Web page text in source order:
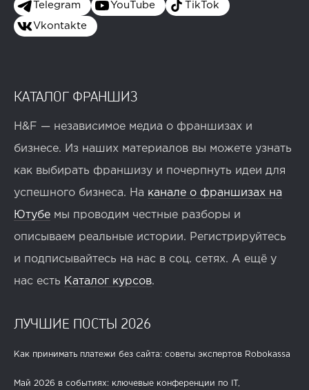
Telegram YouTube TikTok
Vkontakte
КАТАЛОГ ФРАНШИЗ
H&F — независимое медиа о франшизах и
бизнесе. Из наших материалов вы можете узнать
как выбирать франшизу и почерпнуть идеи для
успешного бизнеса. На канале о франшизах на
Ютубе мы проводим честные разборы и
описываем реальные истории. Регистрируйтесь
и подписывайтесь на нас в соц. сетях. А ещё у
нас есть Каталог курсов.
ЛУЧШИЕ ПОСТЫ 2026
Как принимать платежи без сайта: советы экспертов Robokassa
Май 2026 в событиях: ключевые конференции по IT,